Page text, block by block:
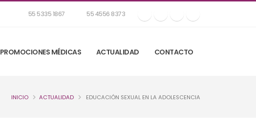
55 5335 1867 55 4556 8373
PROMOCIONES MÉDICAS ACTUALIDAD CONTACTO
INICIO ACTUALIDAD EDUCACIÓN SEXUAL EN LA ADOLESCENCIA